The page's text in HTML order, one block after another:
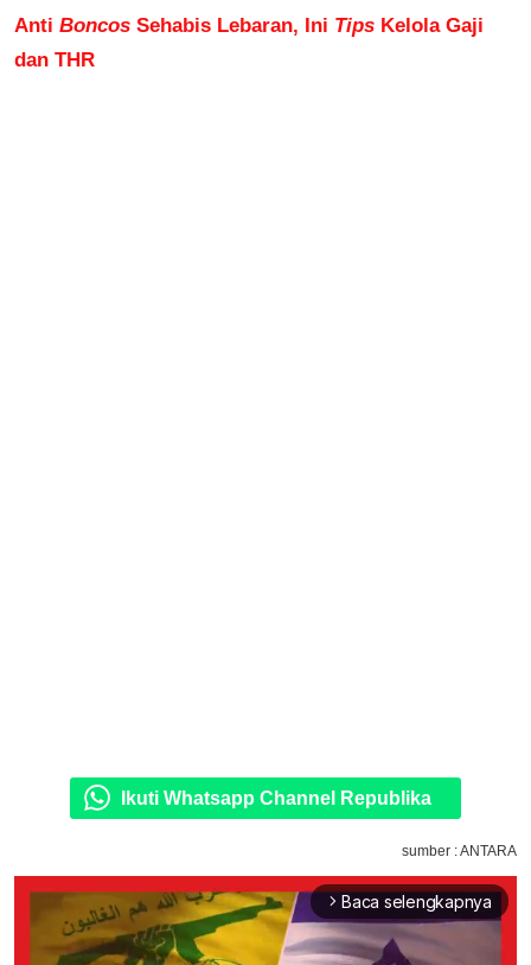
Anti Boncos Sehabis Lebaran, Ini Tips Kelola Gaji
dan THR
Ikuti Whatsapp Channel Republika
sumber : ANTARA
arrow_forward_ios Baca selengkapnya